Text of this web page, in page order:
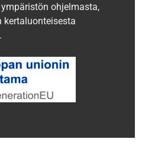
ohjelmasta,
kertaluonteisesta